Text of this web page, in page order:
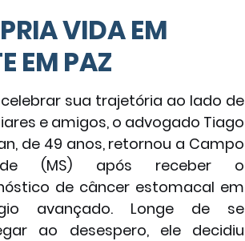
VIDA EM
EM PAZ
sua trajetória ao lado de
e amigos, o advogado Tiago
de 49 anos, retornou a Campo
(MS) após receber o
de câncer estomacal em
avançado. Longe de se
ao desespero, ele decidiu